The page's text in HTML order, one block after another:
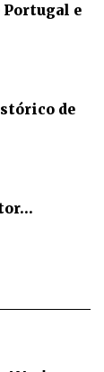
e
de